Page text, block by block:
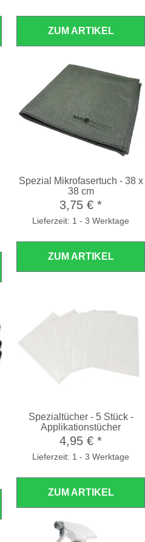
ZUM ARTIKEL
Spezial Mikrofasertuch - 38 x
38 cm
3,75 €*
Lieferzeit: 1 - 3 Werktage
ZUM ARTIKEL
Spezialtücher - 5 Stück -
Applikationstücher
4,95 €*
Lieferzeit: 1 - 3 Werktage
ZUM ARTIKEL